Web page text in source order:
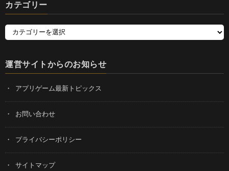
カテゴリー
運営サイトからのお知らせ
アプリゲーム最新トピックス
お問い合わせ
プライバシーポリシー
サイトマップ